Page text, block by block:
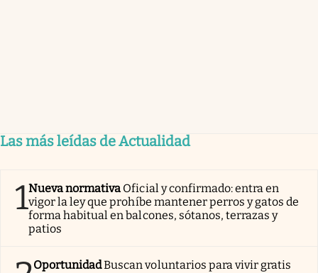
Las más leídas de Actualidad
1Nueva normativa Oficial y confirmado: entra en
vigor la ley que prohíbe mantener perros y gatos de
forma habitual en balcones, sótanos, terrazas y
patios
OportunidadBuscan voluntarios para vivir gratis